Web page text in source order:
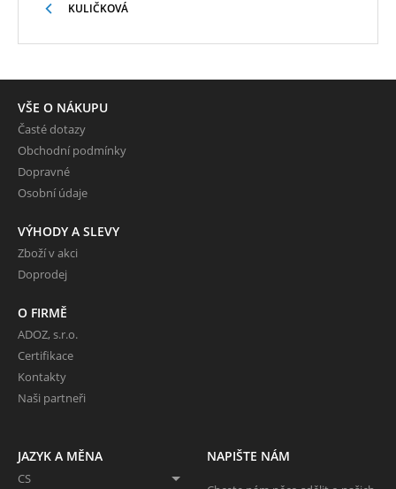
KULIČKOVÁ
VŠE O NÁKUPU
Časté dotazy
Obchodní podmínky
Dopravné
Osobní údaje
VÝHODY A SLEVY
Zboží v akci
Doprodej
O FIRMĚ
ADOZ, s.r.o.
Certifikace
Kontakty
Naši partneři
JAZYK A MĚNA
CS
NAPIŠTE NÁM